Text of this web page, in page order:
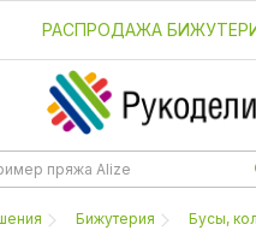
РАСПРОДАЖА
Бижутерия Бусы,